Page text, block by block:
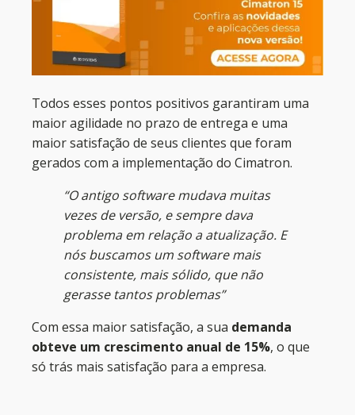
Todos esses pontos positivos garantiram uma
maior agilidade no prazo de entrega e uma
maior satisfação de seus clientes que foram
gerados com a implementação do Cimatron.
“O antigo software mudava muitas
vezes de versão, e sempre dava
problema em relação a atualização. E
nós buscamos um software mais
consistente, mais sólido, que não
gerasse tantos problemas”
Com essa maior satisfação, a sua demanda
obteve um crescimento anual de 15%, o que
só trás mais satisfação para a empresa.